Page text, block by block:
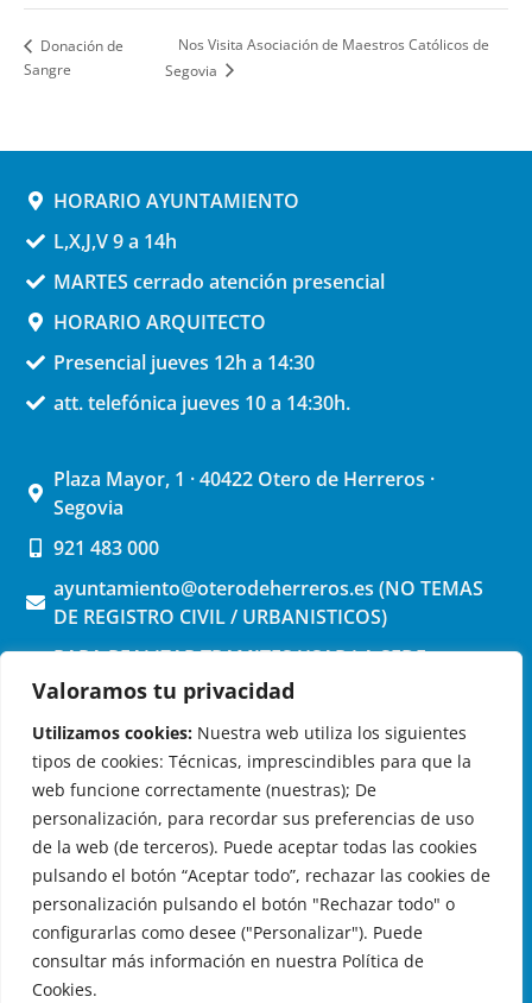
Valoramos tu privacidad
Utilizamos cookies: Nuestra web utiliza los siguientes
tipos de cookies: Técnicas, imprescindibles para que la
web funcione correctamente (nuestras); De
personalización, para recordar sus preferencias de uso
de la web (de terceros). Puede aceptar todas las cookies
pulsando el botón “Aceptar todo”, rechazar las cookies de
personalización pulsando el botón "Rechazar todo" o
configurarlas como desee ("Personalizar"). Puede
consultar más información en nuestra Política de
Cookies.
Donación de
Sangre
Nos Visita Asociación de Maestros Católicos de
Segovia
HORARIO AYUNTAMIENTO
L,X,J,V 9 a 14h
MARTES cerrado atención presencial
HORARIO ARQUITECTO
Presencial jueves 12h a 14:30
att. telefónica jueves 10 a 14:30h.
Plaza Mayor, 1 · 40422 Otero de Herreros ·
Segovia
921 483 000
ayuntamiento@oterodeherreros.es (NO TEMAS
DE REGISTRO CIVIL / URBANISTICOS)
PARA REALIZAR TRAMITES USAR LA SEDE
ELECTRONICA (pinchar aquí)
OTERO DE HERREROS EN LAS REDES